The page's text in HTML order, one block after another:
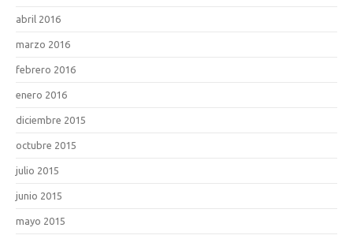
abril 2016
marzo 2016
febrero 2016
enero 2016
diciembre 2015
octubre 2015
julio 2015
junio 2015
mayo 2015